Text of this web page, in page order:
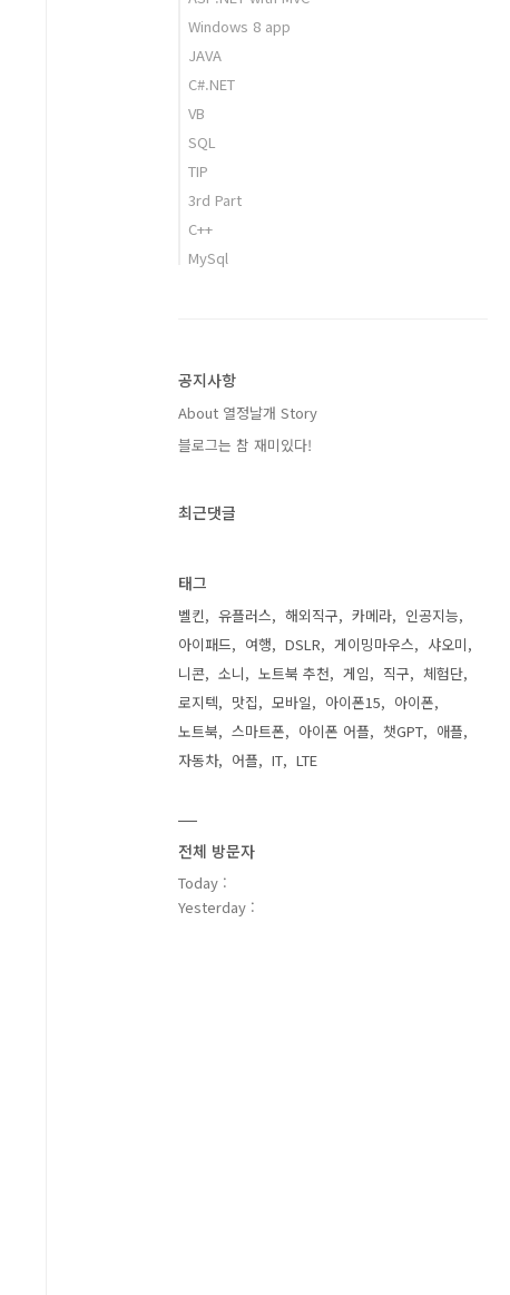
Windows 8 app
JAVA
C#.NET
VB
SQL
TIP
3rd Part
C++
MySql
공지사항
About 열정날개 Story
블로그는 참 재미있다!
최근댓글
태그
벨킨 유플러스 해외직구 카메라
인공지능
아이패드
여행 DSLR 게이밍마우스
샤오미
니콘
소니 노트북 추천 게임 직구
체험단
로지텍
맛집 모바일 아이폰15
아이폰
노트북
스마트폰 아이폰 어플 챗GPT
애플
자동차
어플 IT LTE
전체 방문자
Today :
Yesterday :